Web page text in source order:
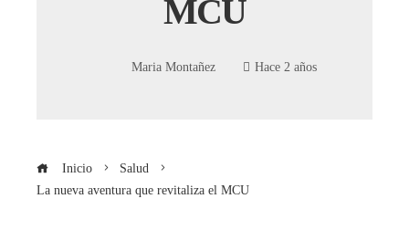
MCU
Maria Montañez Hace 2 años
Inicio
Salud
La nueva aventura que revitaliza el MCU